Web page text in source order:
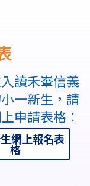
讀禾輋信義
一新生，請
申請表格：
網上報名表
格